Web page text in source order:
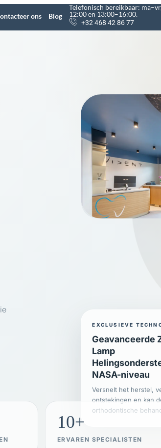
ons Blog
Telefonisch bereikbaar:
12:00 en 13:00–16:00.
+32 468 42 86 77
EXCLUSIEVE
Geavanceerde
Lamp
NASA-niveau
Versnelt het herstel,
ontstekingen en kan
orthodontische
10+
ERVAREN SPECIALISTEN